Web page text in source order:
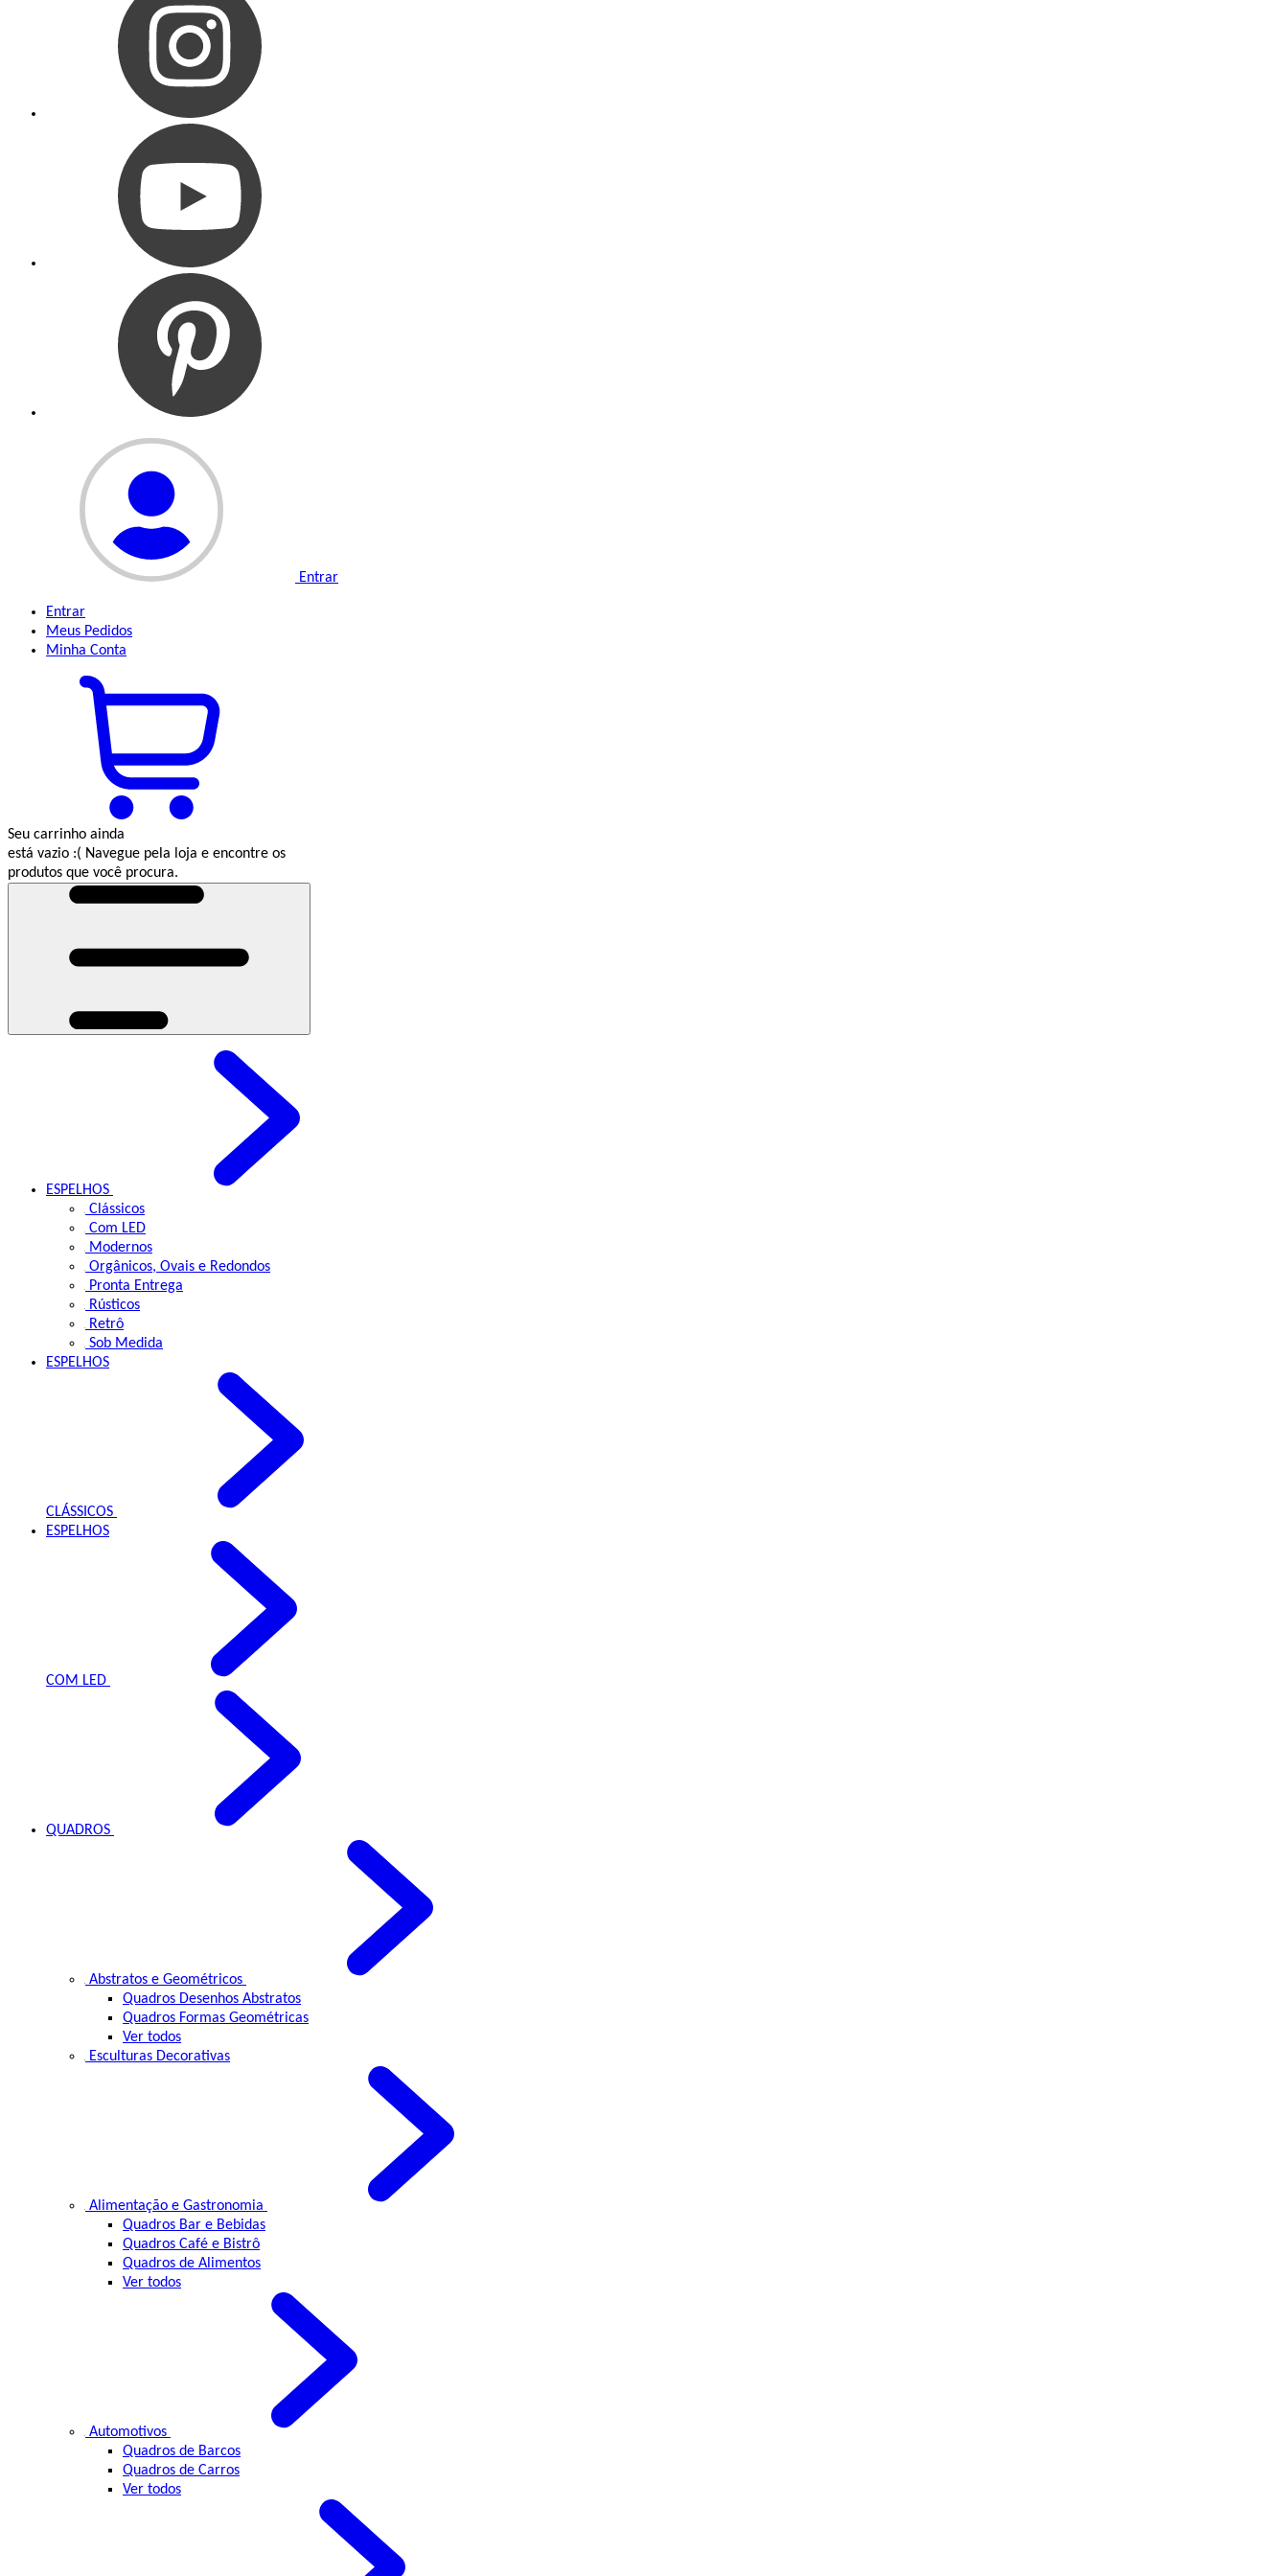
Entrar
Entrar
Meus Pedidos
Minha Conta
Seu carrinho ainda
está vazio :( Navegue pela loja e encontre os
produtos que você procura.
ESPELHOS
Clássicos
Com LED
Modernos
Orgânicos, Ovais e Redondos
Pronta Entrega
Rústicos
Retrô
Sob Medida
ESPELHOS
CLÁSSICOS
ESPELHOS
COM LED
QUADROS
Abstratos e Geométricos
Quadros Desenhos Abstratos
Quadros Formas Geométricas
Ver todos
Esculturas Decorativas
Alimentação e Gastronomia
Quadros Bar e Bebidas
Quadros Café e Bistrô
Quadros de Alimentos
Ver todos
Automotivos
Quadros de Barcos
Quadros de Carros
Ver todos